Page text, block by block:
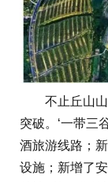
不止丘山山
突破。‘一带三
酒旅游线路；
设施；新增了